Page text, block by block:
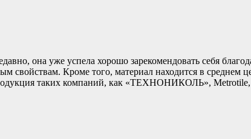
она уже успела хорошо зарекомендовать себя
свойствам. Кроме того, материал находится в среднем
таких компаний, как «ТЕХНОНИКОЛЬ», Metrotile,